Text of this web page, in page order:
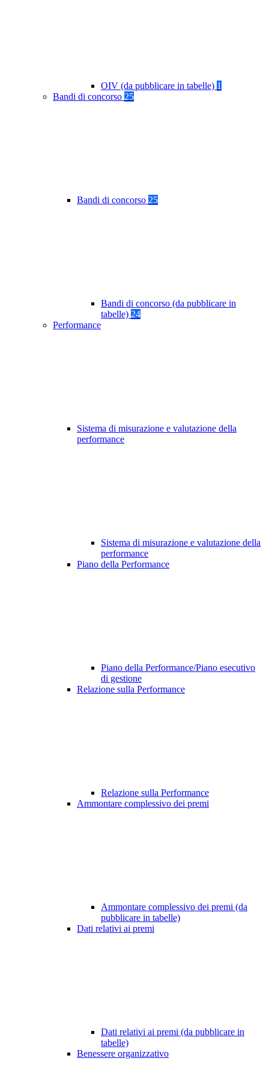
OIV (da pubblicare in tabelle) 1
Bandi di concorso 25
Bandi di concorso 25
Bandi di concorso (da pubblicare in
tabelle) 24
Performance
Sistema di misurazione e valutazione della
performance
Sistema di misurazione e valutazione della
performance
Piano della Performance
Piano della Performance/Piano esecutivo
di gestione
Relazione sulla Performance
Relazione sulla Performance
Ammontare complessivo dei premi
Ammontare complessivo dei premi (da
pubblicare in tabelle)
Dati relativi ai premi
Dati relativi ai premi (da pubblicare in
tabelle)
Benessere organizzativo